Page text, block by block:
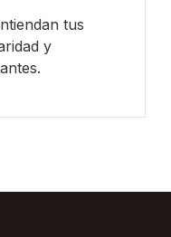
tus
y